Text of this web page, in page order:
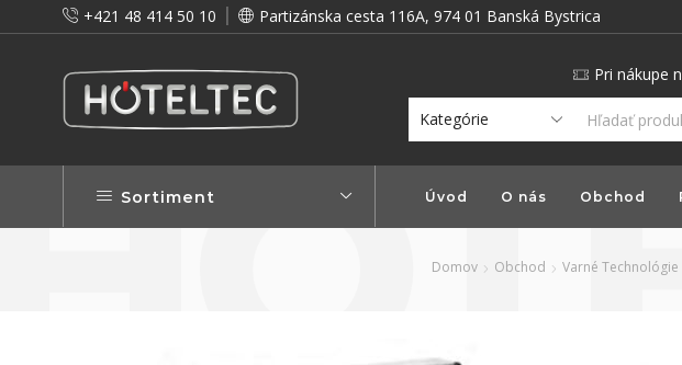
+421 48 414 50 10 Partizánska cesta 116A, 974 01 Banská Bystrica
a preto vám prinášame vernostné zľavy! Pri nákupe
Sortiment Úvod O nás Obchod
Domov Obchod Varné Technológie